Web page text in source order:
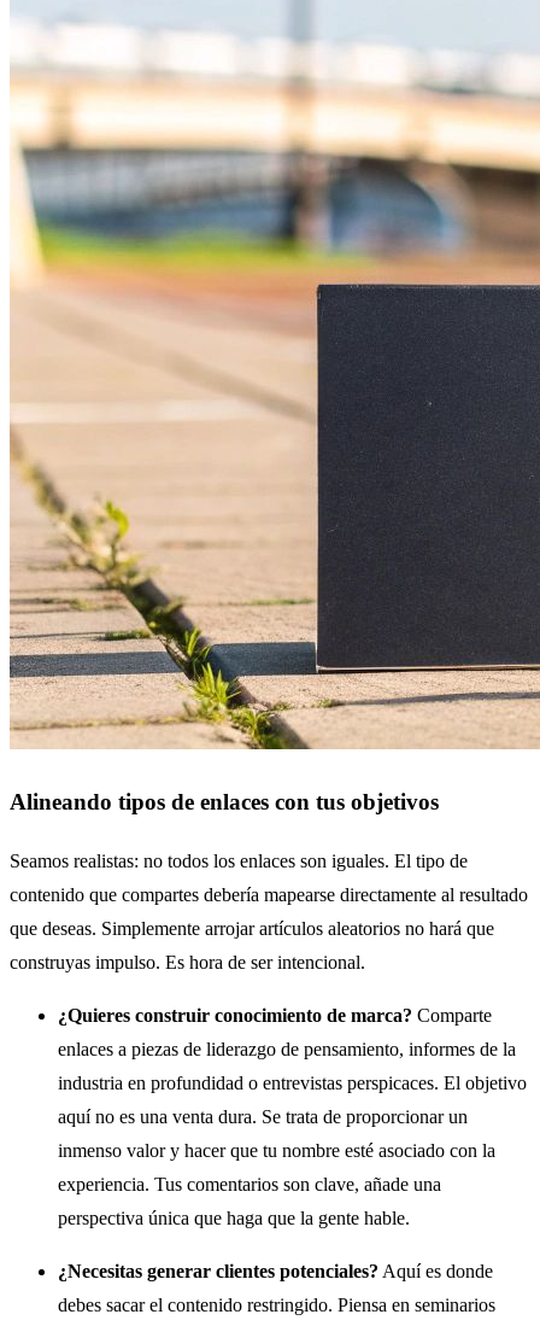
Alineando tipos de enlaces con tus objetivos
Seamos realistas: no todos los enlaces son iguales. El tipo de
contenido que compartes debería mapearse directamente al resultado
que deseas. Simplemente arrojar artículos aleatorios no hará que
construyas impulso. Es hora de ser intencional.
¿Quieres construir conocimiento de marca? Comparte
enlaces a piezas de liderazgo de pensamiento, informes de la
industria en profundidad o entrevistas perspicaces. El objetivo
aquí no es una venta dura. Se trata de proporcionar un
inmenso valor y hacer que tu nombre esté asociado con la
experiencia. Tus comentarios son clave, añade una
perspectiva única que haga que la gente hable.
¿Necesitas generar clientes potenciales? Aquí es donde
debes sacar el contenido restringido. Piensa en seminarios